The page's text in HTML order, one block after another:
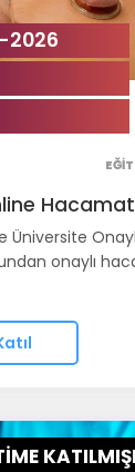
Üniversite
onaylı